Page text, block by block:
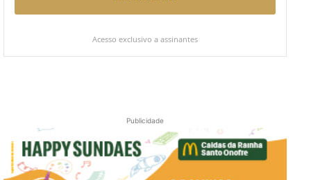
Acesso exclusivo a assinantes
Publicidade